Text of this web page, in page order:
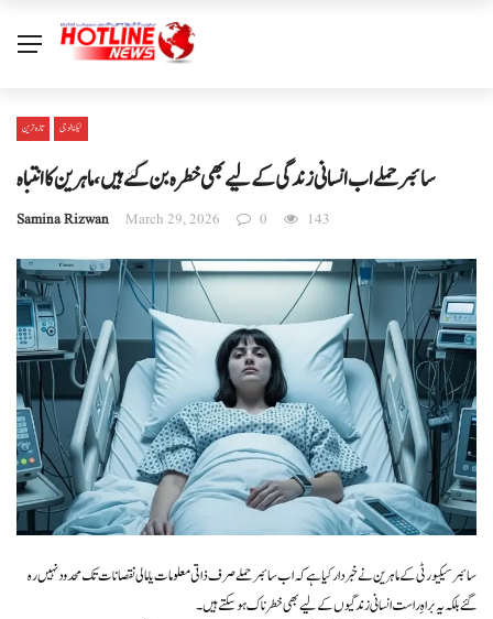
تازہ ترین ٹیکنالوجی
سائبر حملے اب انسانی زندگی کے لیے بھی خطرہ بن گئے ہیں، ماہرین کا انتباہ
Samina Rizwan March 29, 2026 0 143
سائبر سیکیورٹی کے ماہرین نے خبردار کیا ہے کہ اب سائبر حملے صرف ذاتی معلومات یا مالی نقصانات تک محدود نہیں رہ
گئے بلکہ یہ براہِ راست انسانی زندگیوں کے لیے بھی خطرناک ہو سکتے ہیں۔